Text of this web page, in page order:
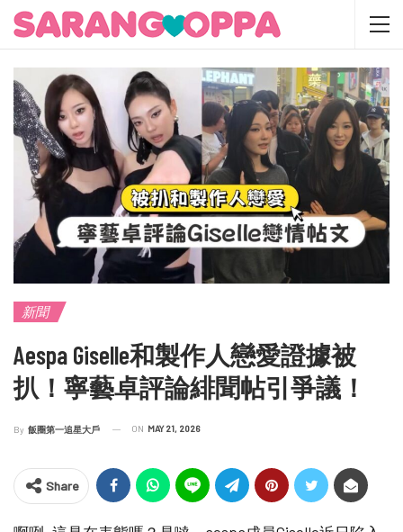
新聞
Aespa Giselle和製作人戀愛證據被
扒！寧藝卓評論緋聞帖引爭議！
By 飯圈第一追星大戶 ON MAY 21, 2026
Share